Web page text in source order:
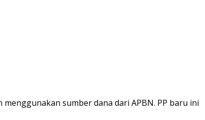
sumber dana dari APBN. PP baru ini